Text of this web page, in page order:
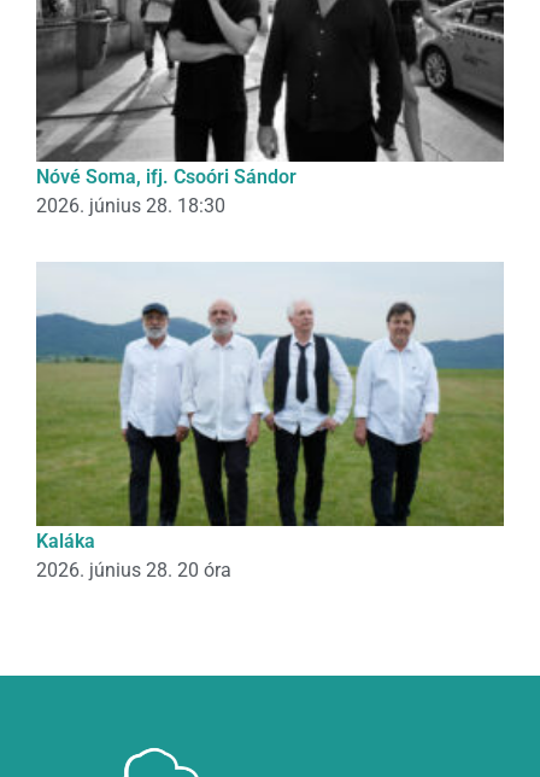
Nóvé Soma, ifj. Csoóri Sándor
2026. június 28. 18:30
Kaláka
2026. június 28. 20 óra